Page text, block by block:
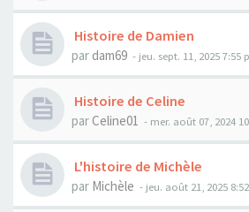
Histoire de Damien
par dam69 - jeu. sept. 11, 2025 7:55
Histoire de Celine
par Celine01 - mer. août 07, 2024
L'histoire de Michèle
par Michèle - jeu. août 21, 2025